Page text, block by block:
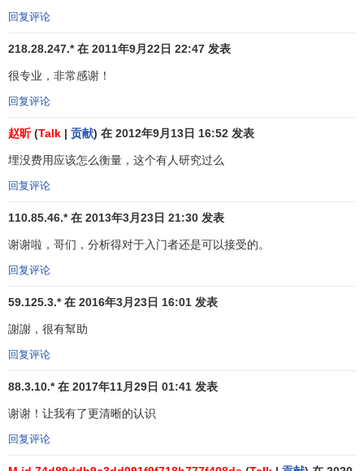
从经济上分析，进入壁垒是一把“双刃剑”：一方面进入壁
壁垒存在又具有正效应。进入无壁垒的、原子型的
市场结构，尽管从理论说可以达到社会福利的极大化，但它
却是以资源配置效率的牺牲和
率和社会产品效用，这表现为：
这种均质产品显然不能满足现实社会具有多样化的需求，造
成社会产品总效用的损失。在一般的情况下，产品差别壁垒
越多。
构以原子型的小企业为主体，而原子型企业是与规模经济相
冲突的。特别是对于规模经济显著的部门来说，相互竞争性
的小企业充斥市场，其结果往往只会降低生产的效率。因此
业集中度，使社会获得规模经济收益。
（3）企业进入或退出市场，其实质就是资源重新配置的
一种方式。在其它条件(如资源转移的空间跨度、时间长度和
回复评论
218.28.247.* 在 2011年9月22日 22:47 发表
很专业，非常感谢！
回复评论
赵昕 (Talk | 贡献) 在 2012年9月13日 16:52 发表
埋没费用应该怎么衡量，这个有人研究过么
回复评论
110.85.46.* 在 2013年3月23日 21:30 发表
谢谢啦，哥们，分析得对于入门者还是可以接受的。
回复评论
59.125.3.* 在 2016年3月23日 16:01 发表
謝謝，很有幫助
回复评论
88.3.10.* 在 2017年11月29日 01:41 发表
谢谢！让我有了更清晰的认识
回复评论